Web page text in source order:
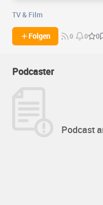
TV & Film
Folgen 0 0 0
Podcaster
Podcast